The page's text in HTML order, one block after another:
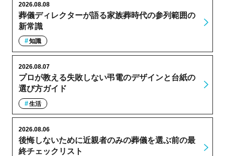
葬儀ディレクターが語る家族葬時代の参列範囲の
新常識
2026.08.08
知識
プロが教える失敗しない弔電のデザインと台紙の
選び方ガイド
2026.08.07
生活
後悔しないために近親者のみの葬儀を選ぶ前の最
終チェックリスト
2026.08.06